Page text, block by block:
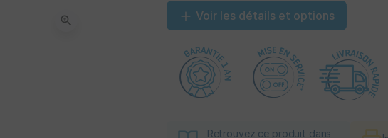
zoom_in Voir les détails et options
Retrouvez ce produit dans